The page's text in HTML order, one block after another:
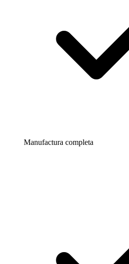
Manufactura completa